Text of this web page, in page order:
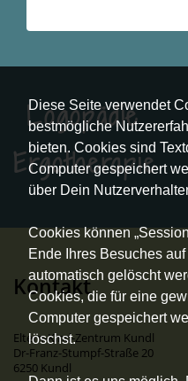
Diese Seite verwendet
bestmögliche
bieten. Cookies sind
Computer gespeichert
über Dein
Cookies können
Ende Ihres Besuches
automatisch gelöscht
Cookies, die für eine
Computer gespeichert
löschst.
Logopädie
Ergotherapie
Kontakt
Eltern-Kind-Zentrum Kundl
Dr-Franz-Stumpf-Straße 20
6250 Kundl